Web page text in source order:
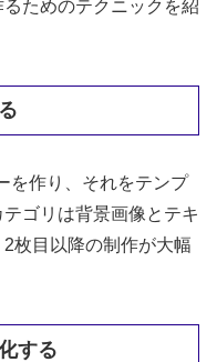
ためのテクニックを紹
を作り、それをテンプ
ゴリは背景画像とテキ
枚目以降の制作が大幅
する